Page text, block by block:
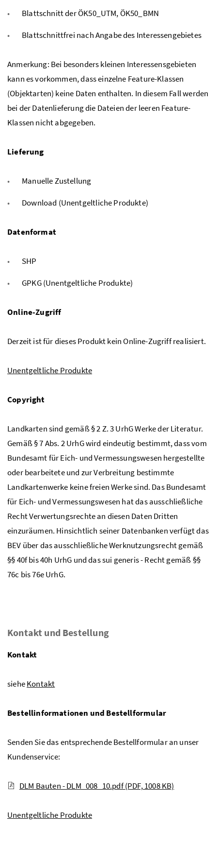
Blattschnitt der ÖK50_UTM, ÖK50_BMN
Blattschnittfrei nach Angabe des Interessengebietes
Anmerkung: Bei besonders kleinen Interessensgebieten
kann es vorkommen, dass einzelne Feature-Klassen
(Objektarten) keine Daten enthalten. In diesem Fall werden
bei der Datenlieferung die Dateien der leeren Feature-
Klassen nicht abgegeben.
Lieferung
Manuelle Zustellung
Download (Unentgeltliche Produkte)
Datenformat
SHP
GPKG (Unentgeltliche Produkte)
Online-Zugriff
Derzeit ist für dieses Produkt kein Online-Zugriff realisiert.
Unentgeltliche Produkte
Copyright
Landkarten sind gemäß § 2 Z. 3 UrhG Werke der Literatur.
Gemäß § 7 Abs. 2 UrhG wird eindeutig bestimmt, dass vom
Bundesamt für Eich- und Vermessungswesen hergestellte
oder bearbeitete und zur Verbreitung bestimmte
Landkartenwerke keine freien Werke sind. Das Bundesamt
für Eich- und Vermessungswesen hat das ausschließliche
Recht Verwertungsrechte an diesen Daten Dritten
einzuräumen. Hinsichtlich seiner Datenbanken verfügt das
BEV über das ausschließliche Werknutzungsrecht gemäß
§§ 40f bis 40h UrhG und das sui generis - Recht gemäß §§
76c bis 76e UrhG.
Kontakt und Bestellung
Kontakt
sieheKontakt
Bestellinformationen und Bestellformular
Senden Sie das entsprechende Bestellformular an unser
Kundenservice:
DLM Bauten - DLM_008_10.pdf(PDF, 1008 KB)
Unentgeltliche Produkte